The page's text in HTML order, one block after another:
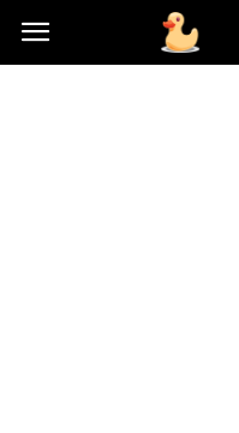
Toysboard.pl